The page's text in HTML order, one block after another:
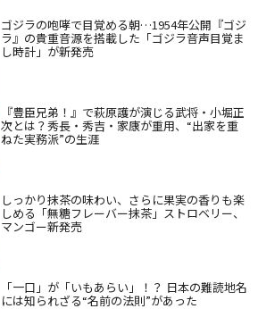
ゴジラの咆哮で目覚める朝…1954年公開『ゴジ
ラ』の貴重音源を搭載した「ゴジラ音声目覚ま
し時計」が新発売
『豊臣兄弟！』で萩原護が演じる武将・小堀正
次とは？秀長・秀吉・家康が重用、“出家を重
ねた実務派”の生涯
しっかり抹茶の味わい、さらに果実の香りも楽
しめる「無糖フレーバー抹茶」ストロベリー、
マンゴー新発売
「一口」が「いもあらい」！？ 日本の難読地名
には知られざる“名前の法則”があった